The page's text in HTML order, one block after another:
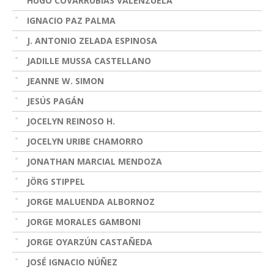
IGNACIO PAZ PALMA
J. ANTONIO ZELADA ESPINOSA
JADILLE MUSSA CASTELLANO
JEANNE W. SIMON
JESÚS PAGÁN
JOCELYN REINOSO H.
JOCELYN URIBE CHAMORRO
JONATHAN MARCIAL MENDOZA
JÖRG STIPPEL
JORGE MALUENDA ALBORNOZ
JORGE MORALES GAMBONI
JORGE OYARZÚN CASTAÑEDA
JOSÉ IGNACIO NÚÑEZ